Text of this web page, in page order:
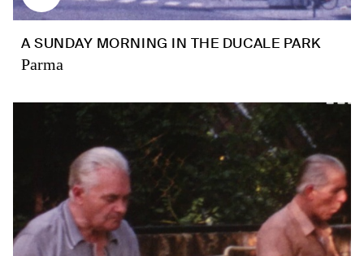
A SUNDAY MORNING IN THE DUCALE PARK
Parma